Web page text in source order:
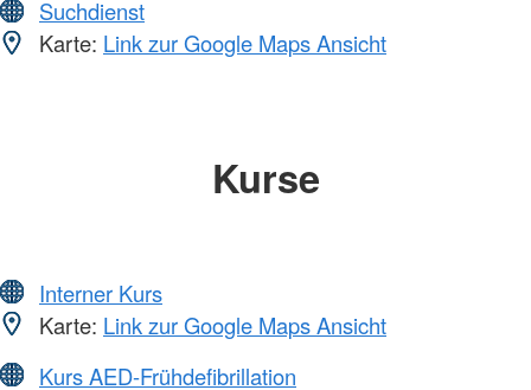
Suchdienst
Karte: Link zur Google Maps Ansicht
Kurse
Interner Kurs
Karte: Link zur Google Maps Ansicht
Kurs AED-Frühdefibrillation